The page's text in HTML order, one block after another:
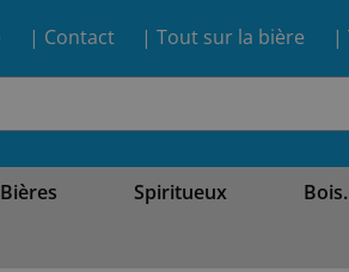
| Contact | Tout sur la bière |
Bières Spiritueux